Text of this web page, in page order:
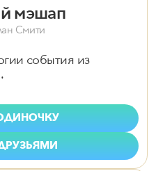
мэшап
Смити
события из